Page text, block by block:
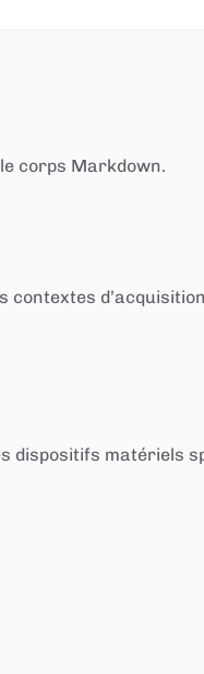
corps Markdown.
dispositifs matériels